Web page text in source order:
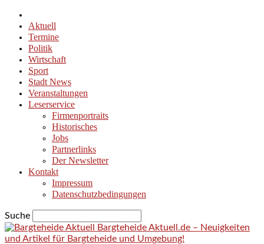
Aktuell
Termine
Politik
Wirtschaft
Sport
Stadt News
Veranstaltungen
Leserservice
Firmenportraits
Historisches
Jobs
Partnerlinks
Der Newsletter
Kontakt
Impressum
Datenschutzbedingungen
Suche
Bargteheide Aktuell.de – Neuigkeiten
und Artikel für Bargteheide und Umgebung!